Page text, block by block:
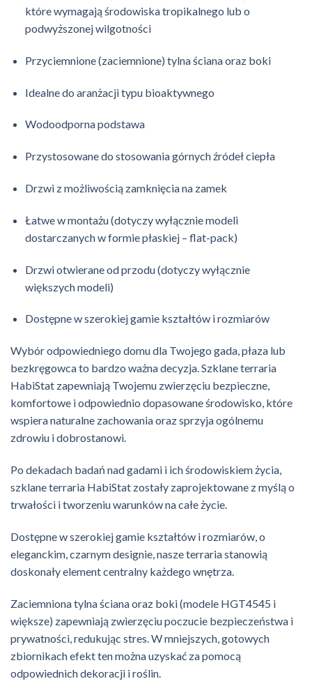
które wymagają środowiska tropikalnego lub o
podwyższonej wilgotności
Przyciemnione (zaciemnione) tylna ściana oraz boki
Idealne do aranżacji typu bioaktywnego
Wodoodporna podstawa
Przystosowane do stosowania górnych źródeł ciepła
Drzwi z możliwością zamknięcia na zamek
Łatwe w montażu (dotyczy wyłącznie modeli
dostarczanych w formie płaskiej – flat-pack)
Drzwi otwierane od przodu (dotyczy wyłącznie
większych modeli)
Dostępne w szerokiej gamie kształtów i rozmiarów
Wybór odpowiedniego domu dla Twojego gada, płaza lub
bezkręgowca to bardzo ważna decyzja. Szklane terraria
HabiStat zapewniają Twojemu zwierzęciu bezpieczne,
komfortowe i odpowiednio dopasowane środowisko, które
wspiera naturalne zachowania oraz sprzyja ogólnemu
zdrowiu i dobrostanowi.
Po dekadach badań nad gadami i ich środowiskiem życia,
szklane terraria HabiStat zostały zaprojektowane z myślą o
trwałości i tworzeniu warunków na całe życie.
Dostępne w szerokiej gamie kształtów i rozmiarów, o
eleganckim, czarnym designie, nasze terraria stanowią
doskonały element centralny każdego wnętrza.
Zaciemniona tylna ściana oraz boki (modele HGT4545 i
większe) zapewniają zwierzęciu poczucie bezpieczeństwa i
prywatności, redukując stres. W mniejszych, gotowych
zbiornikach efekt ten można uzyskać za pomocą
odpowiednich dekoracji i roślin.